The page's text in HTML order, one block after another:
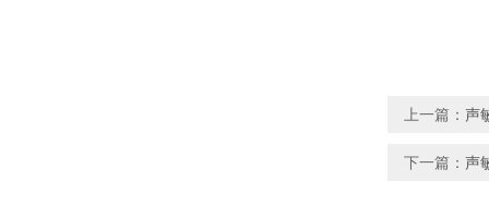
上一篇： 声
下一篇： 声